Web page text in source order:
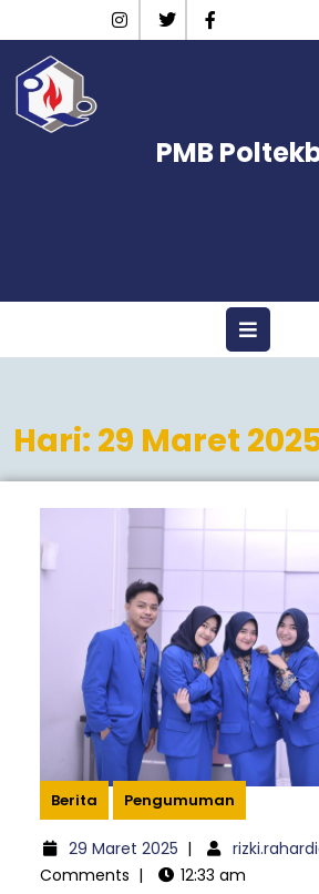
to
content
InstagramTwitter
PMB
Hari: 29 Maret
Berita Pengumuman
29 Maret 202529
Maret
|
Comments | 12:33 am